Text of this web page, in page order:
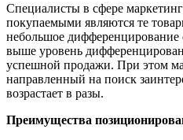
Специалисты в сфере
покупаемыми являются те
небольшое дифференцирование
выше уровень
успешной продажи. При этом
направленный на поиск
возрастает в разы.
Преимущества